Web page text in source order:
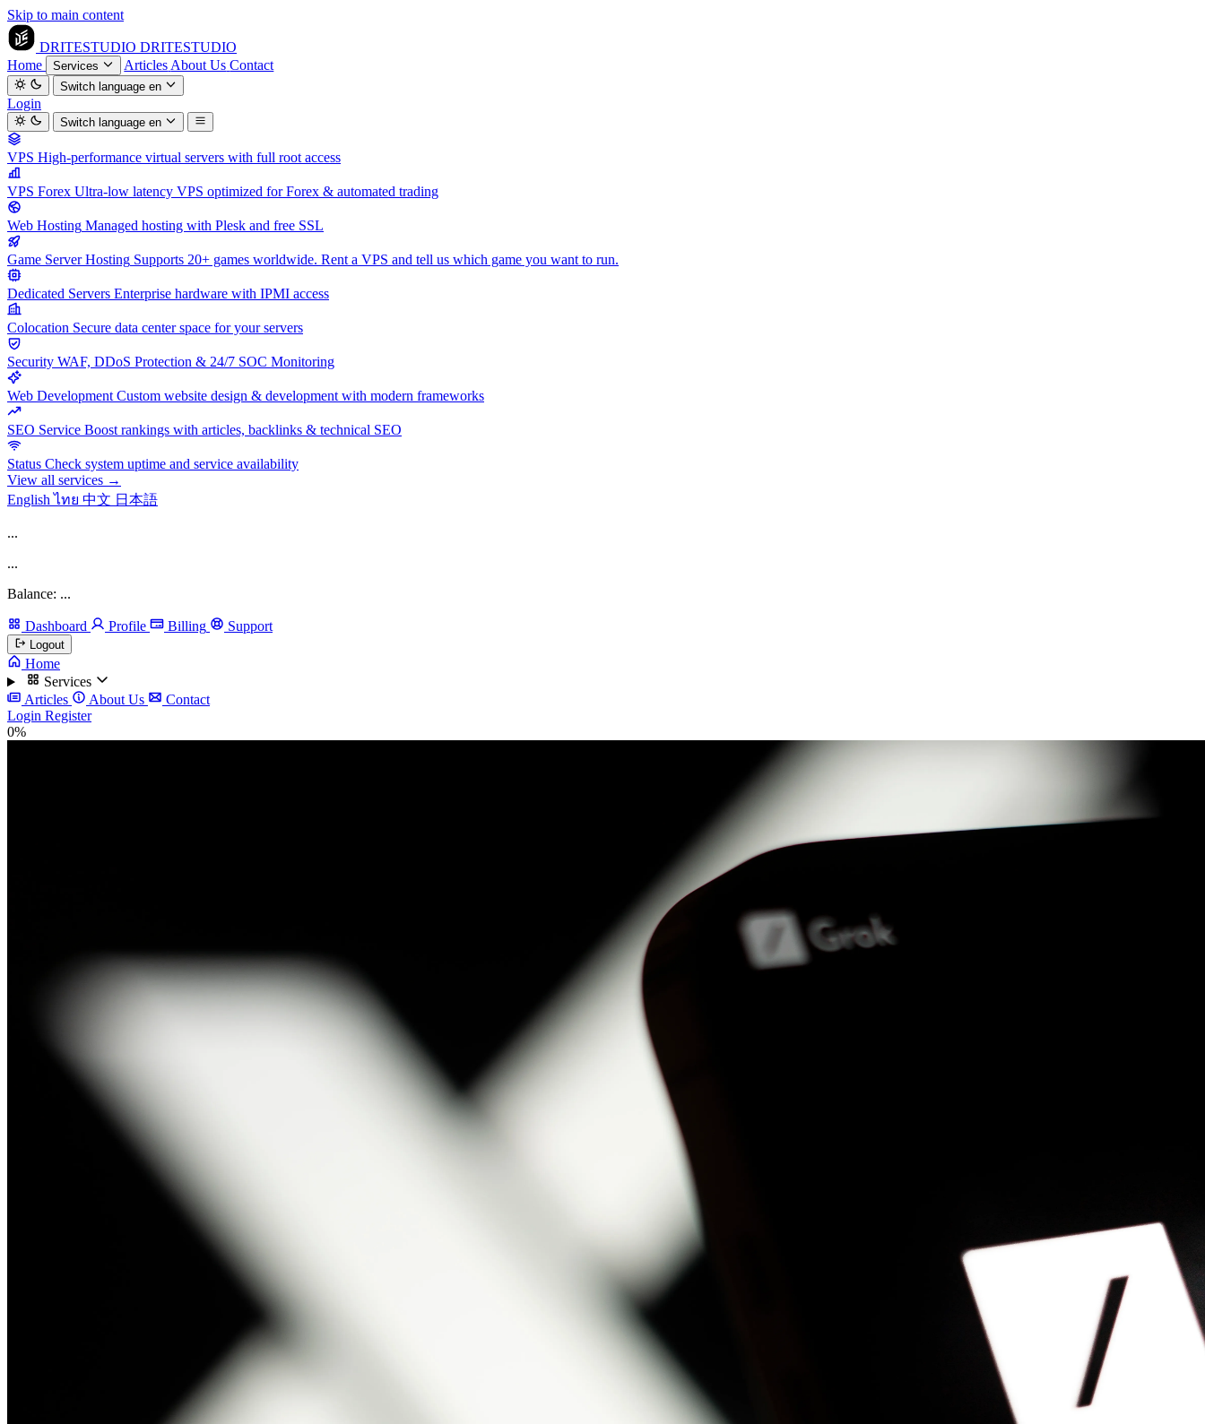
Skip to main content
DRITESTUDIO DRITESTUDIO
Home
Services Articles About Us Contact
Switch languageen
Login
Switch languageen
VPS High-performance virtual servers with full root access
VPS Forex Ultra-low latency VPS optimized for Forex & automated trading
Web Hosting Managed hosting with Plesk and free SSL
Game Server Hosting Supports 20+ games worldwide. Rent a VPS and tell us which game you want to run.
Dedicated Servers Enterprise hardware with IPMI access
Colocation Secure data center space for your servers
Security WAF, DDoS Protection & 24/7 SOC Monitoring
Web Development Custom website design & development with modern frameworks
SEO Service Boost rankings with articles, backlinks & technical SEO
Status Check system uptime and service availability
View all services →
Englishไทย 中文 日本語
...
...
Balance: ...
Dashboard Profile Billing Support
Logout
Home
Services
Articles
About Us
Contact
Login Register
0%